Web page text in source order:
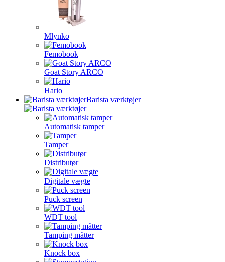
Mlynko
Femobook
Goat Story ARCO
Hario
Barista værktøjer
Automatisk tamper
Tamper
Distributør
Digitale vægte
Puck screen
WDT tool
Tamping måtter
Knock box